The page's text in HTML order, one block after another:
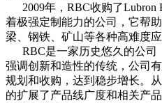
2009年，RBC收购了Lubron
着极强定制能力的公司，它帮
梁、钢铁、矿山等各种高难度应
RBC是一家历史悠久的公司
强调创新和造性的传统，公司
规划和收购，达到稳步增长。
的扩展了产品线广度和相关产